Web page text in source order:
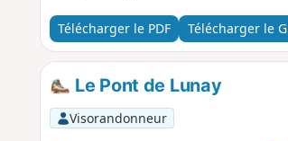
Télécharger le PDF Télécharger le
Le Pont de Lunay
Visorandonneur